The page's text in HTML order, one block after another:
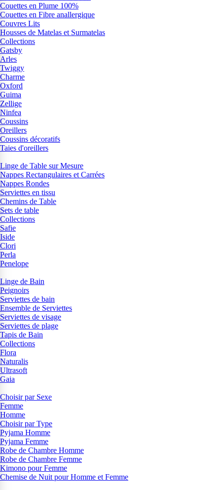
Couettes en Plume 100%
Couettes en Fibre anallergique
Couvres Lits
Housses de Matelas et Surmatelas
Collections
Gatsby
Arles
Twiggy
Charme
Oxford
Guima
Zellige
Ninfea
Coussins
Oreillers
Coussins décoratifs
Taies d'oreillers
Linge de Table sur Mesure
Nappes Rectangulaires et Carrées
Nappes Rondes
Serviettes en tissu
Chemins de Table
Sets de table
Collections
Safie
Iside
Clori
Perla
Penelope
Linge de Bain
Peignoirs
Serviettes de bain
Ensemble de Serviettes
Serviettes de visage
Serviettes de plage
Tapis de Bain
Collections
Flora
Naturalis
Ultrasoft
Gaia
Choisir par Sexe
Femme
Homme
Choisir par Type
Pyjama Homme
Pyjama Femme
Robe de Chambre Homme
Robe de Chambre Femme
Kimono pour Femme
Chemise de Nuit pour Homme et Femme